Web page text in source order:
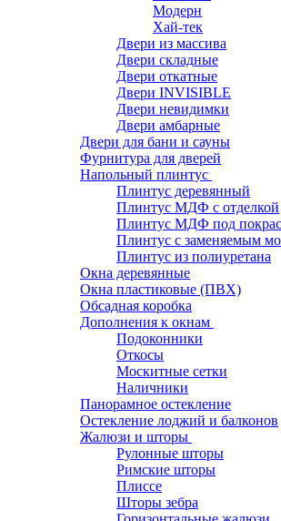
Модерн
Хай-тек
Двери из массива
Двери складные
Двери откатные
Двери INVISIBLE
Двери невидимки
Двери амбарные
Двери для бани и сауны
Фурнитура для дверей
Напольный плинтус
Плинтус деревянный
Плинтус МДФ с отделкой
Плинтус МДФ под
Плинтус с заменяемым
Плинтус из полиуретана
Окна деревянные
Окна пластиковые (ПВХ)
Обсадная коробка
Дополнения к окнам
Подоконники
Откосы
Москитные сетки
Наличники
Панорамное остекление
Остекление лоджий и балконов
Жалюзи и шторы
Рулонные шторы
Римские шторы
Плиссе
Шторы зебра